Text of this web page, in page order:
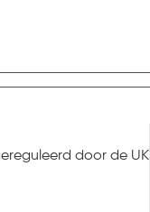
door de UK